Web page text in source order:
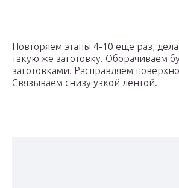
Повторяем этапы 4-10 еще раз,
такую же заготовку. Оборачиваем
заготовками. Расправляем
Связываем снизу узкой лентой.